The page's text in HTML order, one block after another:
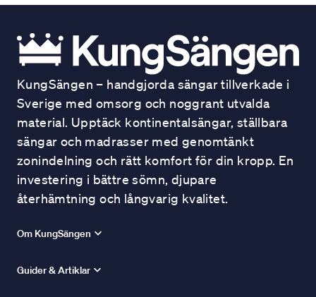
KungSängen – handgjorda sängar tillverkade i
Sverige med omsorg och noggrant utvalda
material. Upptäck kontinentalsängar, ställbara
sängar och madrasser med genomtänkt
zonindelning och rätt komfort för din kropp. En
investering i bättre sömn, djupare
återhämtning och långvarig kvalitet.
Om KungSängen
Guider & Artiklar